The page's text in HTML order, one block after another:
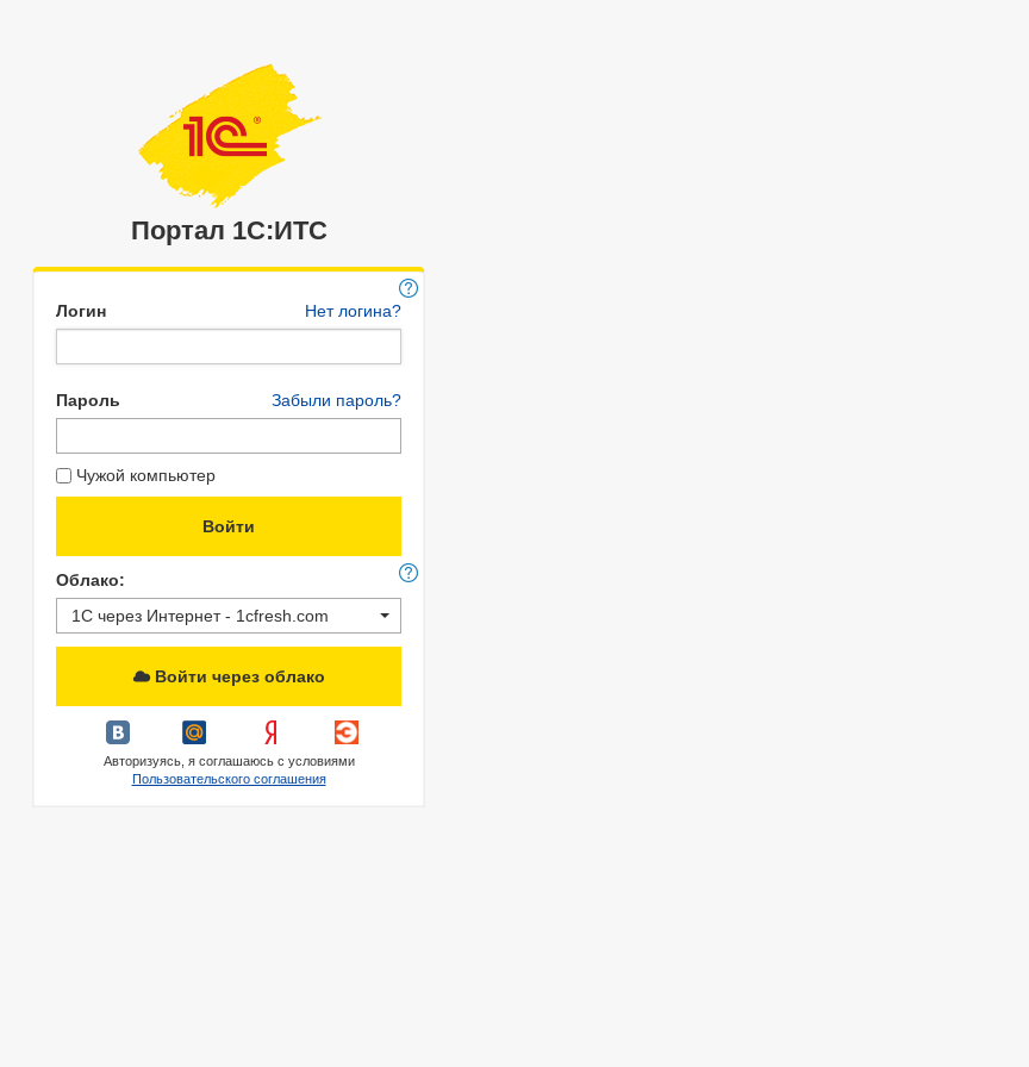
Портал 1C:ИТС
Логин Нет логина?
Пароль Забыли пароль?
Чужой компьютер
Облако:
1С через Интернет - 1cfresh.com
Войти через облако
Авторизуясь, я соглашаюсь с условиями
Пользовательского соглашения